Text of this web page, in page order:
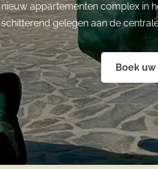
appartementen complex in
gelegen aan de
Boek